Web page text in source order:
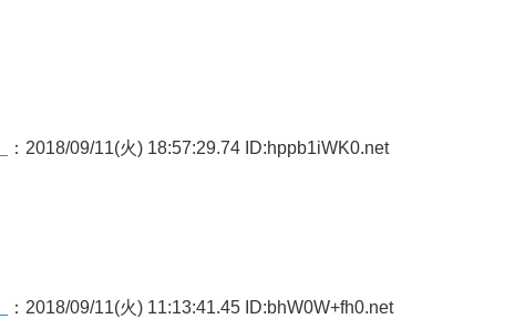
：2018/09/11(火) 18:57:29.74 ID:hppb1iWK0.net
：2018/09/11(火) 11:13:41.45 ID:bhW0W+fh0.net